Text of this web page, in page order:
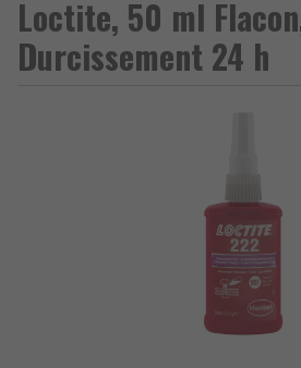
Loctite, 50 ml
Durcissement 24 h